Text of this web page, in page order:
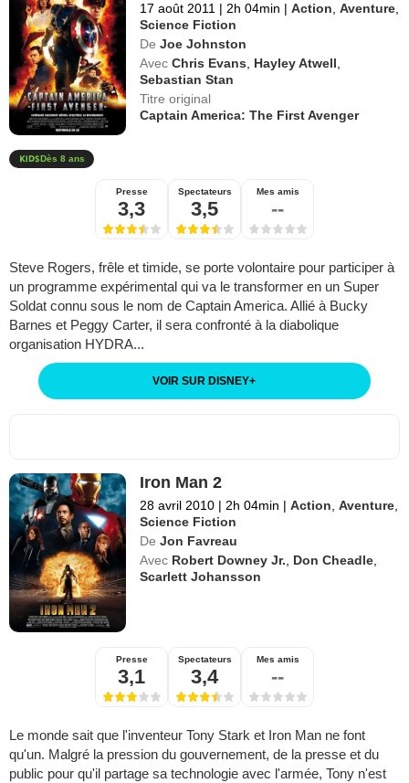
17 août 2011 | 2h 04min | Action,Aventure,
Science Fiction
De Joe Johnston
Avec Chris Evans, Hayley Atwell,
Sebastian Stan
Titre original
Captain America: The First Avenger
Dès 8 ans
Presse
3,3
Spectateurs
3,5
Mes amis
--
Steve Rogers, frêle et timide, se porte volontaire pour participer à
un programme expérimental qui va le transformer en un Super
Soldat connu sous le nom de Captain America. Allié à Bucky
Barnes et Peggy Carter, il sera confronté à la diabolique
organisation HYDRA...
VOIR SUR DISNEY+
Iron Man 2
28 avril 2010 | 2h 04min | Action,Aventure,
Science Fiction
De Jon Favreau
Avec Robert Downey Jr., Don Cheadle,
Scarlett Johansson
Presse
3,1
Spectateurs
3,4
Mes amis
--
Le monde sait que l'inventeur Tony Stark et Iron Man ne font
qu'un. Malgré la pression du gouvernement, de la presse et du
public pour qu'il partage sa technologie avec l'armée, Tony n'est